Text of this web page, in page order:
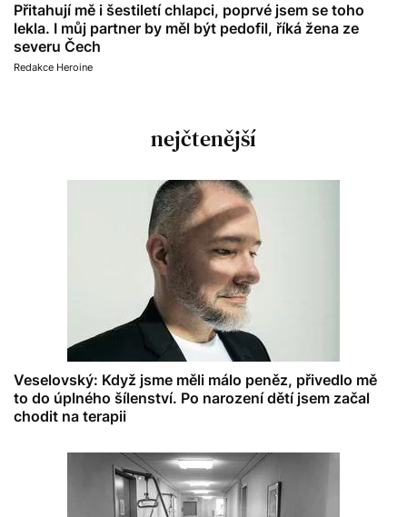
Přitahují mě i šestiletí chlapci, poprvé jsem se toho
lekla. I můj partner by měl být pedofil, říká žena ze
severu Čech
Redakce Heroine
nejčtenější
Veselovský: Když jsme měli málo peněz, přivedlo mě
to do úplného šílenství. Po narození dětí jsem začal
chodit na terapii